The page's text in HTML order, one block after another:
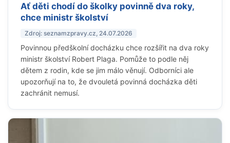
Ať děti chodí do školky povinně dva roky,
chce ministr školství
Zdroj: seznamzpravy.cz, 24.07.2026
Povinnou předškolní docházku chce rozšířit na dva roky
ministr školství Robert Plaga. Pomůže to podle něj
dětem z rodin, kde se jim málo věnují. Odborníci ale
upozorňují na to, že dvouletá povinná docházka děti
zachránit nemusí.